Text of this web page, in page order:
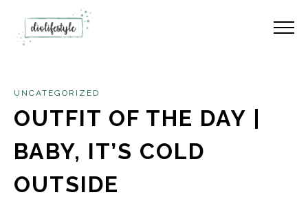
UNCATEGORIZED
OUTFIT OF THE DAY |
BABY, IT’S COLD
OUTSIDE